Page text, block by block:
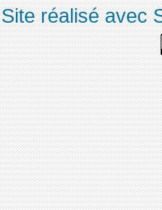
Site réalisé avec